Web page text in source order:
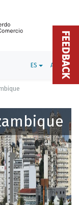
ES ADMIN
FEEDBACK